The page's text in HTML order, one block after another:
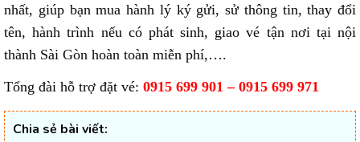
nhất, giúp bạn mua hành lý ký gửi, sử thông tin, thay đổi
tên, hành trình nếu có phát sinh, giao vé tận nơi tại nội
thành Sài Gòn hoàn toàn miễn phí,….
Tổng đài hỗ trợ đặt vé: 0915 699 901 – 0915 699 971
Chia sẻ bài viết: